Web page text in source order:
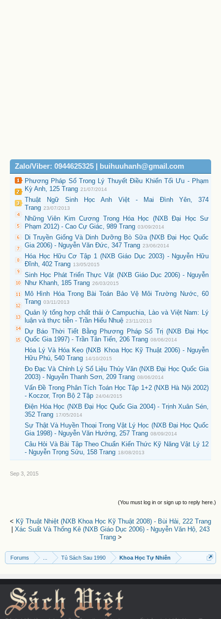
Zalo/Viber: 0944625325 | buihuuhanh@gmail.com
Phương Pháp Số Trong Lý Thuyết Điều Khiển Tối Ưu - Phạm
Kỳ Anh, 125 Trang 21/07/2014
Thuật Ngữ Sinh Học Anh Việt - Mai Đình Yên, 374
Trang 23/07/2013
Những Viên Kim Cương Trong Hóa Học (NXB Đại Học Sư
Phạm 2012) - Cao Cự Giác, 989 Trang 03/09/2014
Di Truyền Giống Và Dinh Dưỡng Bò Sữa (NXB Đại Học Quốc
Gia 2006) - Nguyễn Văn Đức, 347 Trang 23/06/2014
Hóa Học Hữu Cơ Tập 1 (NXB Giáo Dục 2003) - Nguyễn Hữu
Đĩnh, 402 Trang 13/05/2015
Sinh Học Phát Triển Thực Vật (NXB Giáo Dục 2006) - Nguyễn
Như Khanh, 185 Trang 26/03/2015
Mô Hình Hóa Trong Bài Toán Bảo Vệ Môi Trường Nước, 60
Trang 03/11/2013
Quản lý tổng hợp chất thải ở Campuchia, Lào và Việt Nam: Lý
luận và thực tiễn - Trần Hiếu Nhuệ 23/11/2013
Dự Báo Thời Tiết Bằng Phương Pháp Số Trị (NXB Đại Học
Quốc Gia 1997) - Trần Tân Tiến, 206 Trang 08/06/2014
Hóa Lý Và Hóa Keo (NXB Khoa Học Kỹ Thuật 2006) - Nguyễn
Hữu Phú, 540 Trang 14/10/2015
Đo Đạc Và Chỉnh Lý Số Liệu Thủy Văn (NXB Đại Học Quốc Gia
2003) - Nguyễn Thanh Sơn, 209 Trang 08/06/2014
Vấn Đề Trong Phân Tích Toán Học Tập 1+2 (NXB Hà Nội 2002)
- Koczor, Trọn Bộ 2 Tập 24/04/2015
Điện Hóa Học (NXB Đại Học Quốc Gia 2004) - Trịnh Xuân Sén,
352 Trang 17/05/2014
Sự Thật Và Huyền Thoại Trong Vật Lý Học (NXB Đại Học Quốc
Gia 1998) - Nguyễn Văn Hướng, 257 Trang 08/09/2014
Câu Hỏi Và Bài Tập Theo Chuẩn Kiến Thức Kỹ Năng Vật Lý 12
- Nguyễn Trọng Sửu, 158 Trang 18/08/2013
Sep 3, 2015
(You must log in or sign up to reply here.)
< Kỹ Thuật Nhiệt (NXB Khoa Học Kỹ Thuật 2008) - Bùi Hải, 222 Trang
Xác Suất Và Thống Kê (NXB Giáo Dục 2006) - Nguyễn Văn Hộ, 243
Trang>
Forums Tủ Sách Sau 1990 Khoa Học Tự Nhiên